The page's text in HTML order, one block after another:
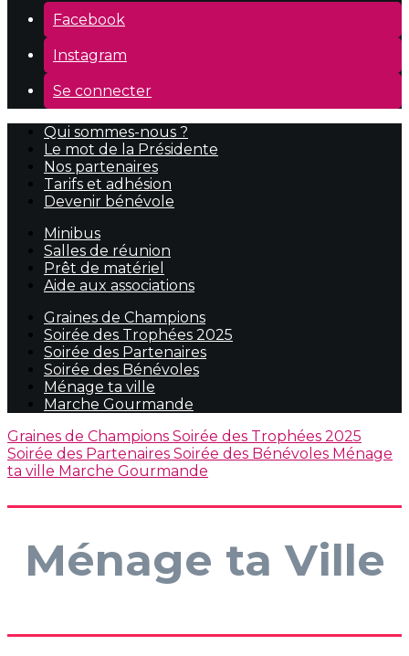
Facebook
Instagram
Se connecter
Qui sommes-nous ?
Le mot de la Présidente
Nos partenaires
Tarifs et adhésion
Devenir bénévole
Minibus
Salles de réunion
Prêt de matériel
Aide aux associations
Graines de Champions
Soirée des Trophées 2025
Soirée des Partenaires
Soirée des Bénévoles
Ménage ta ville
Marche Gourmande
Graines de Champions Soirée des Trophées 2025
Soirée des Partenaires Soirée des Bénévoles Ménage
ta ville Marche Gourmande
Ménage ta Ville